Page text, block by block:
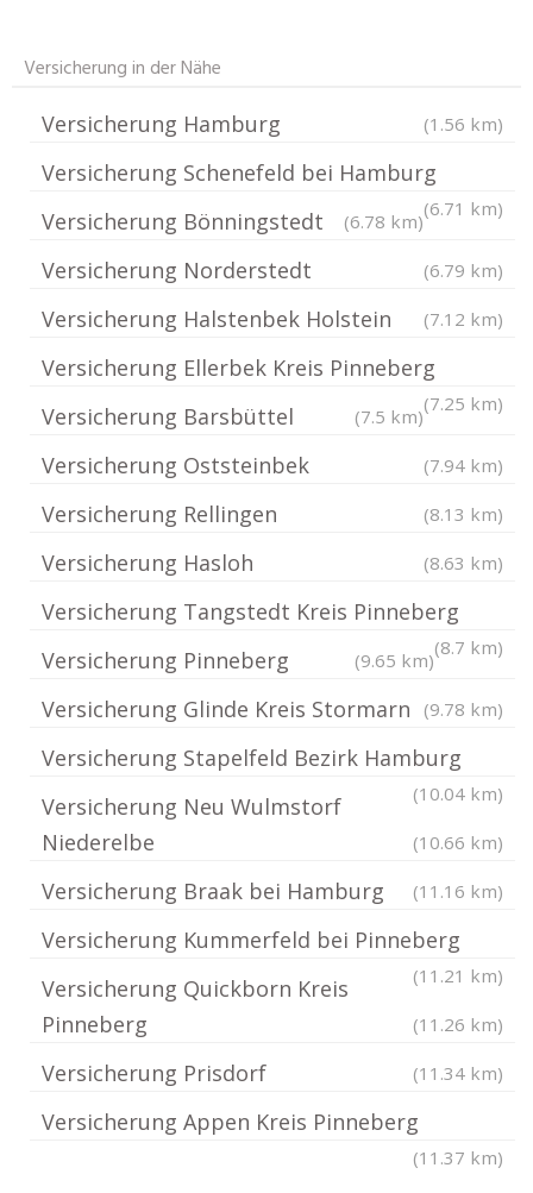
Versicherung in der Nähe
Versicherung Hamburg (1.56 km)
Versicherung Schenefeld bei Hamburg
(6.71 km)
Versicherung Bönningstedt (6.78 km)
Versicherung Norderstedt (6.79 km)
Versicherung Halstenbek Holstein (7.12 km)
Versicherung Ellerbek Kreis Pinneberg
(7.25 km)
Versicherung Barsbüttel (7.5 km)
Versicherung Oststeinbek (7.94 km)
Versicherung Rellingen (8.13 km)
Versicherung Hasloh (8.63 km)
Versicherung Tangstedt Kreis Pinneberg
(8.7 km)
Versicherung Pinneberg (9.65 km)
Versicherung Glinde Kreis Stormarn (9.78 km)
Versicherung Stapelfeld Bezirk Hamburg
(10.04 km)
Versicherung Neu Wulmstorf
Niederelbe
(10.66 km)
Versicherung Braak bei Hamburg (11.16 km)
Versicherung Kummerfeld bei Pinneberg
(11.21 km)
Versicherung Quickborn Kreis
Pinneberg
(11.26 km)
Versicherung Prisdorf (11.34 km)
Versicherung Appen Kreis Pinneberg
(11.37 km)